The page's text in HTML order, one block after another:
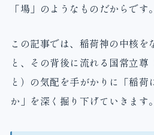
「場」のようなものだからです。
この記事では、稲荷神の中核を
と、その背後に流れる国常立尊
と）の気配を手がかりに「稲荷
か」を深く掘り下げていきます。